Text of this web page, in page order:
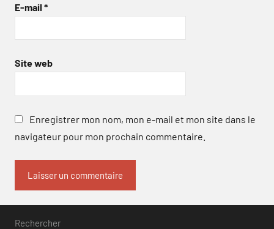
E-mail *
Site web
Enregistrer mon nom, mon e-mail et mon site dans le
navigateur pour mon prochain commentaire.
Rechercher